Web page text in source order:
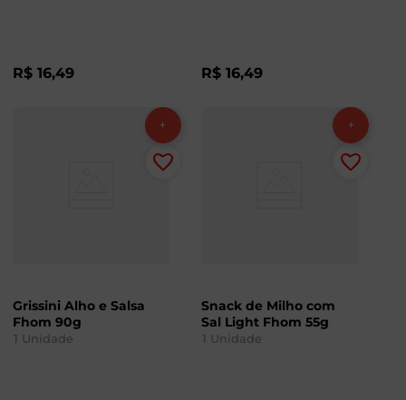
R$ 16,49 R$ 16,49
Grissini Alho e Salsa
Fhom 90g
1 Unidade
Snack de Milho com
Sal Light Fhom 55g
1 Unidade